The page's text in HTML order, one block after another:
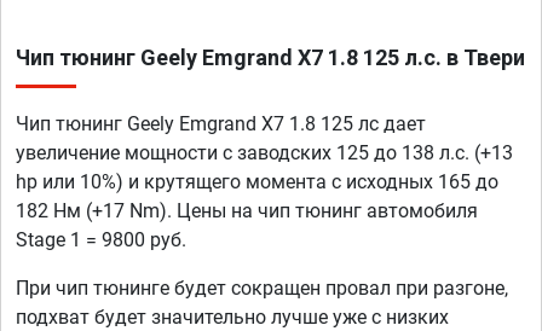
Чип тюнинг Geely Emgrand X7 1.8 125 л.с. в Твери
Чип тюнинг Geely Emgrand X7 1.8 125 лс дает
увеличение мощности с заводских 125 до 138 л.с. (+13
hp или 10%) и крутящего момента с исходных 165 до
182 Нм (+17 Nm). Цены на чип тюнинг автомобиля
Stage 1 = 9800 руб.
При чип тюнинге будет сокращен провал при разгоне,
подхват будет значительно лучше уже с низких